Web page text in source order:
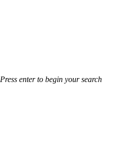
Press enter to begin your search